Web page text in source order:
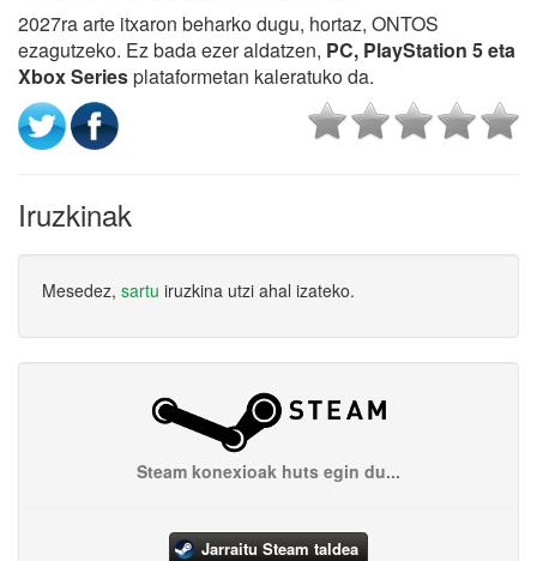
2027ra arte itxaron beharko dugu, hortaz, ONTOS
ezagutzeko. Ez bada ezer aldatzen, PC, PlayStation 5 eta
Xbox Seriesplataformetan kaleratuko da.
Iruzkinak
Mesedez, sartu iruzkina utzi ahal izateko.
Steam konexioak huts egin du...
Jarraitu Steam taldea